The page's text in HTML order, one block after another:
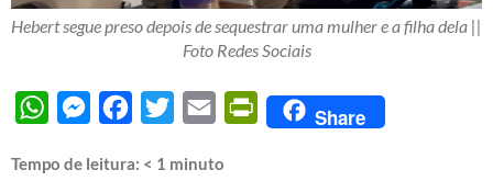
Hebert segue preso depois de sequestrar uma mulher e a filha dela ||
Foto Redes Sociais
WhatsAppMessengerFacebook
Twitter Email PrintFriendly
Share
Tempo de leitura: < 1 minuto